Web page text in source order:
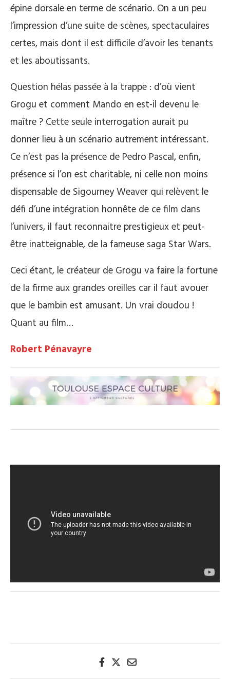
épine dorsale en terme de scénario. On a un peu
l’impression d’une suite de scènes, spectaculaires
certes, mais dont il est difficile d’avoir les tenants
et les aboutissants.
Question hélas passée à la trappe : d’où vient
Grogu et comment Mando en est-il devenu le
maître ? Cette seule interrogation aurait pu
donner lieu à un scénario autrement intéressant.
Ce n’est pas la présence de Pedro Pascal, enfin,
présence si l’on est charitable, ni celle non moins
dispensable de Sigourney Weaver qui relèvent le
défi d’une intégration honnête de ce film dans
l’univers, il faut reconnaitre prestigieux et peut-
être inatteignable, de la fameuse saga Star Wars.
Ceci étant, le créateur de Grogu va faire la fortune
de la firme aux grandes oreilles car il faut avouer
que le bambin est amusant. Un vrai doudou !
Quant au film…
Robert Pénavayre